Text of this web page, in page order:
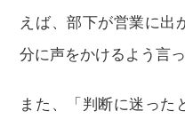
えば、部下が営業に出
分に声をかけるよう言
また、「判断に迷った